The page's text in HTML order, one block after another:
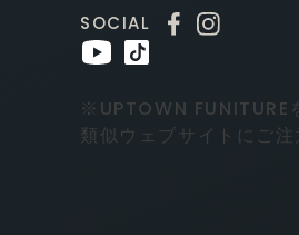
SOCIAL
※UPTOWN FUNITURE
類似ウェブサイトにご